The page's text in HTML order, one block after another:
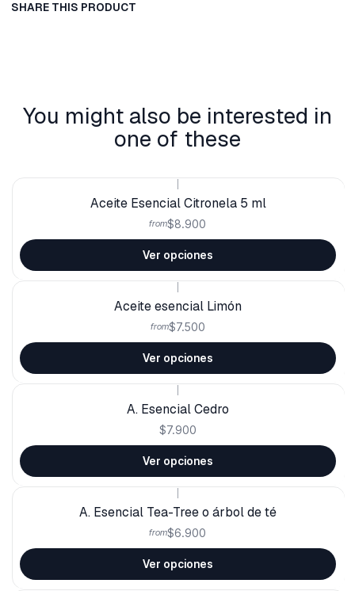
SHARE THIS PRODUCT
You might also be interested in
one of these
Aceite Esencial Citronela 5 ml
from$8.900
Ver opciones
Aceite esencial Limón
from$7.500
Ver opciones
A. Esencial Cedro
$7.900
Ver opciones
A. Esencial Tea-Tree o árbol de té
from$6.900
Ver opciones